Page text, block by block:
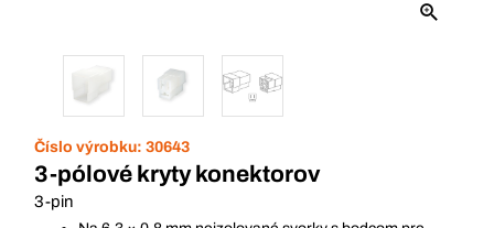
Číslo výrobku: 30643
3-pólové kryty konektorov
3-pin